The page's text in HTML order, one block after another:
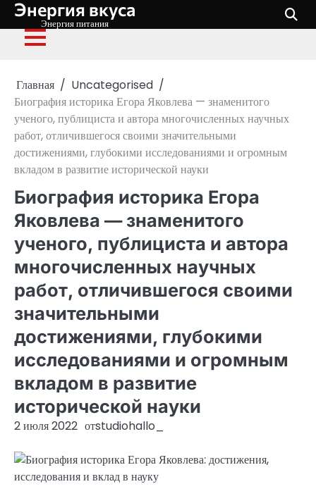
Перейти
содержимому
Энергия вкуса
Энергия питания
Главная
Uncategorised
Биография историка Егора Яковлева — знаменитого
ученого, публициста и автора многочисленных научных
работ, отличившегося своими значительными
достижениями, глубокими исследованиями и огромным
вкладом в развитие исторической науки
Биография историка Егора
Яковлева — знаменитого
ученого, публициста и автора
многочисленных научных
работ, отличившегося своими
значительными
достижениями, глубокими
исследованиями и огромным
вкладом в развитие
исторической науки
2 июля 2022 отstudiohallo_